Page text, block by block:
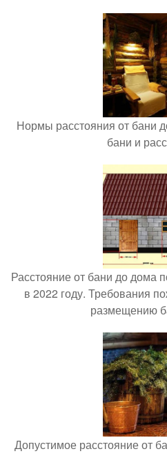
Нормы расстояния от бани
бани и
Расстояние от бани до дома
в 2022 году. Требования
размещению
Допустимое расстояние от